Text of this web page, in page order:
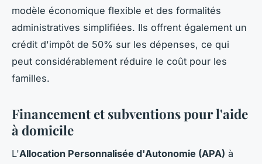
modèle économique flexible et des formalités
administratives simplifiées. Ils offrent également un
crédit d'impôt de 50% sur les dépenses, ce qui
peut considérablement réduire le coût pour les
familles.
Financement et subventions pour l'aide
à domicile
L'Allocation Personnalisée d'Autonomie (APA) à